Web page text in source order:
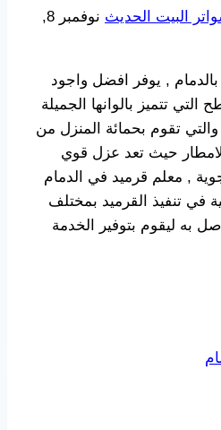
البيت الحديث
نوفمبر 8,
, يوفر افضل واجود
التي تتميز بالوانها الجميلة
تقوم بحمائة المنزل من
حيث تعد عزل قوي
, معلم قرميد في الدمام
في تنفيذ القرميد بمختلف
به ليقوم بتوفير الخدمة